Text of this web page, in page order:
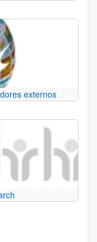
externos